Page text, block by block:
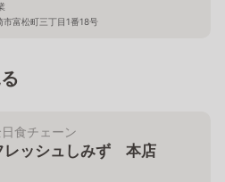
市富松町三丁目1番18号
食チェーン
レッシュしみず 本店